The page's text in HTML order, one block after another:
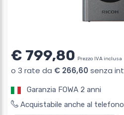
€ 799,80 Prezzo IVA inclusa
Garanzia FOWA 2 anni
Acquistabile anche al telefono